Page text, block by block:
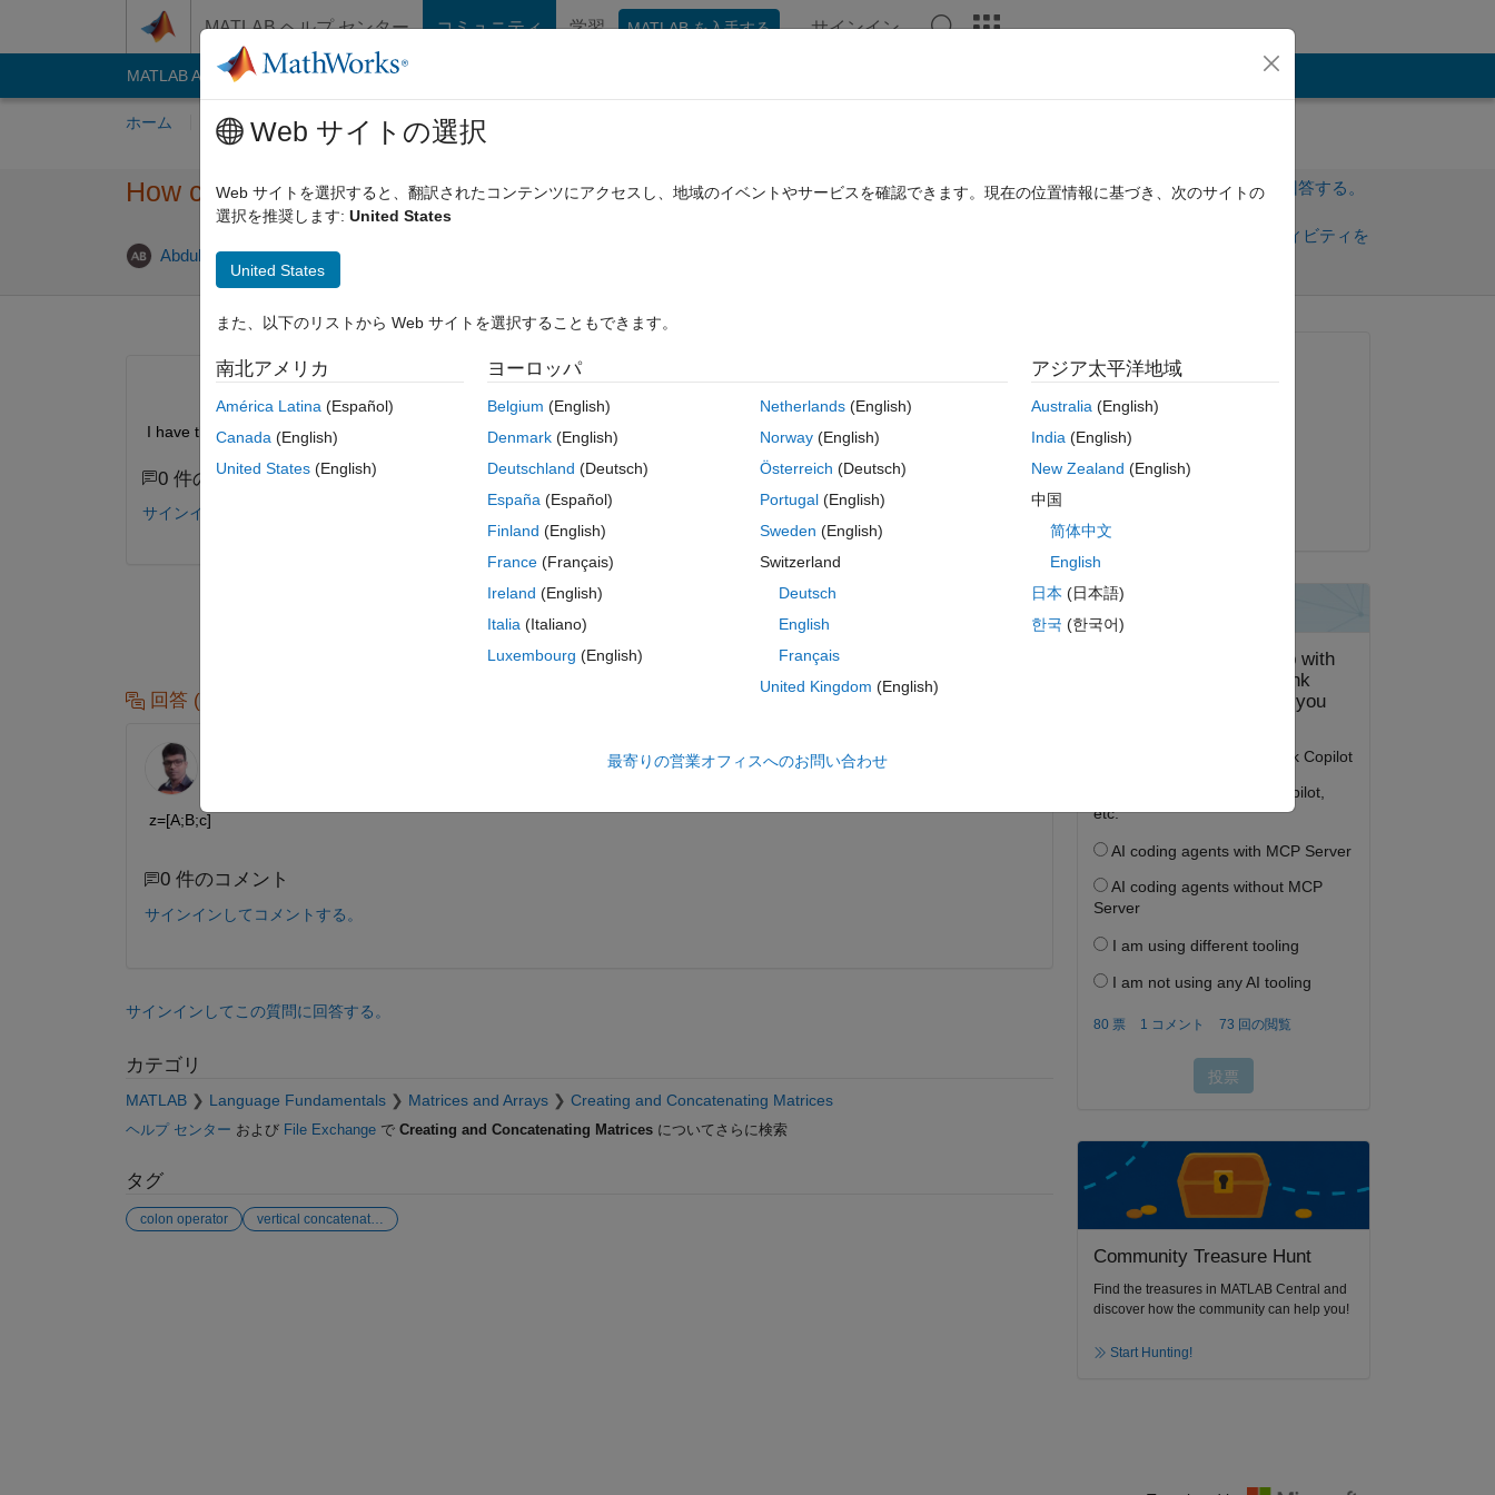
MATLAB ヘルプ センター コミュニティ 学習 MATLAB を入手する サインイン
MATLAB Answers File Exchange
ホーム 質問する 回答 閲覧 MATLAB に関する FAQ
How can i merge three columns into one
Abdulsalam Bouaisha 2017 10 月 7
サインインしてこの質問に回答する。
サインインしてアクティビティを
0 投票
I have three columns A=[5;8;7;9;3;4;5;2;9] B=[4;8;3;7] c=[5] i need to merge all three columns into one column
0 件のコメント
サインインしてコメントする。
サインインしてこの質問に回答する。
サインインしてアクティビティをフォロー
回答 (1 件)
z=[A;B;c]
0 件のコメント
サインインしてコメントする。
サインインしてこの質問に回答する。
カテゴリ
MATLAB Language Fundamentals Matrices and Arrays Creating and Concatenating Matrices
ヘルプ センター および File Exchangeで Creating and Concatenating Matricesについてさらに検索
タグ
colon operator vertical concatenation
質問済み:
2017 年 10 月 7 日
回答済み:
Community Treasure Hunt
Find the treasures in MATLAB Central and
discover how the community can help you!
Start Hunting!
Web サイトの選択
Web サイトを選択すると、翻訳されたコンテンツにアクセスし、地域のイベントやサービスを確認できます。現在の位置情報に基づき、次のサイトの
選択を推奨します: United States
United States
また、以下のリストから Web サイトを選択することもできます。
南北アメリカ
América Latina (Español)
Canada (English)
United States (English)
ヨーロッパ
Belgium (English)
Denmark (English)
Deutschland (Deutsch)
España (Español)
Finland (English)
France (Français)
Ireland (English)
Italia (Italiano)
Luxembourg (English)
Netherlands(English)
Norway(English)
Österreich (Deutsch)
Portugal(English)
Sweden (English)
Switzerland
Deutsch
English
Français
United Kingdom (English)
アジア太平洋地域
Australia(English)
India(English)
New Zealand (English)
中国
简体中文
English
日本 (日本語)
한국 (한국어)
最寄りの営業オフィスへのお問い合わせ